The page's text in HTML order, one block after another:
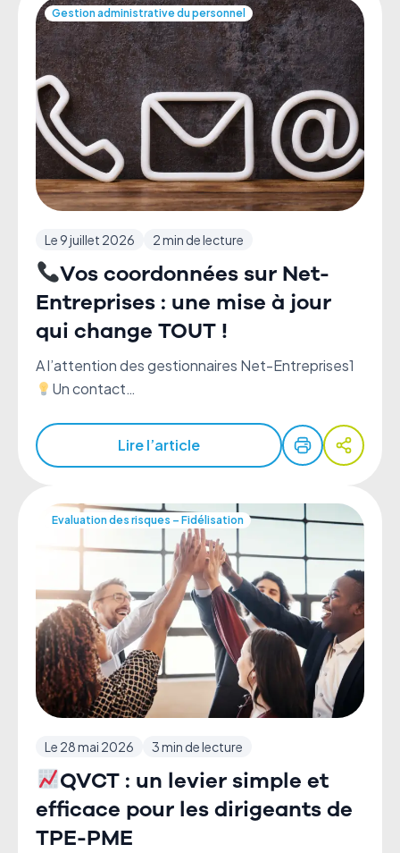
Gestion administrative du personnel
Le 9 juillet 2026 2 min de lecture
Vos coordonnées sur Net-
Entreprises : une mise à jour
qui change TOUT !
A l’attention des gestionnaires Net-Entreprises1
Un contact…
Lire l’article
Evaluation des risques – Fidélisation
Le 28 mai 2026 3 min de lecture
QVCT : un levier simple et
efficace pour les dirigeants de
TPE-PME